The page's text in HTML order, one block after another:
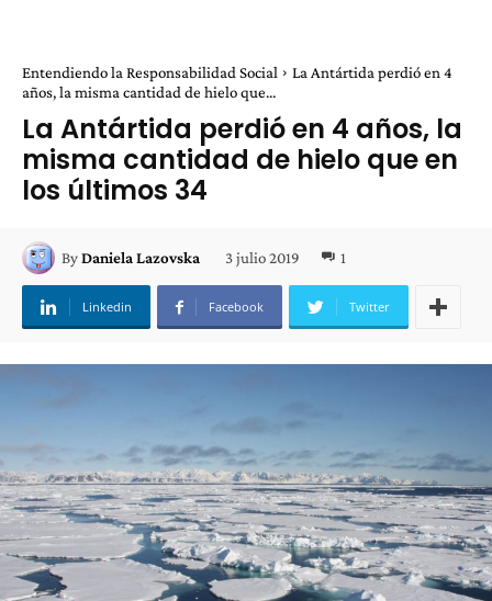
Entendiendo la Responsabilidad Social
La Antártida perdió en 4
años, la misma cantidad de hielo que...
La Antártida perdió en 4 años, la
misma cantidad de hielo que en
los últimos 34
ByDaniela Lazovska 3 julio 2019 1
Linkedin Facebook Twitter